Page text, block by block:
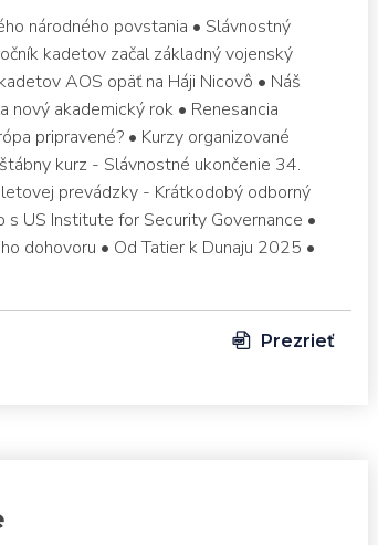
národného povstania • Slávnostný
kadetov začal základný vojenský
AOS opäť na Háji Nicovô • Náš
nový akademický rok • Renesancia
pripravené? • Kurzy organizované
kurz - Slávnostné ukončenie 34.
prevádzky - Krátkodobý odborný
US Institute for Security Governance •
dohovoru • Od Tatier k Dunaju 2025 •
Prezrieť